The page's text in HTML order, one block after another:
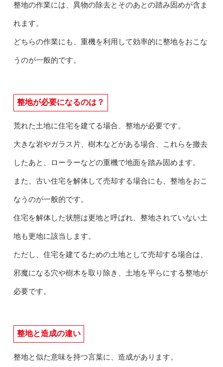
整地の作業には、異物の除去とそのあとの踏み固めが含ま
れます。
どちらの作業にも、重機を利用して効率的に整地をおこな
うのが一般的です。
整地が必要になるのは？
荒れた土地に住宅を建てる場合、整地が必要です。
大きな岩やガラス片、樹木などがある場合、これらを撤去
したあと、ローラーなどの重機で地面を踏み固めます。
また、古い住宅を解体して売却する場合にも、整地をおこ
なうのが一般的です。
住宅を解体した状態は更地と呼ばれ、整地されていない土
地も更地に該当します。
ただし、住宅を建てるための土地として売却する場合は、
邪魔になる穴や樹木を取り除き、土地を平らにする整地が
必要です。
整地と造成の違い
整地と似た意味を持つ言葉に、造成があります。